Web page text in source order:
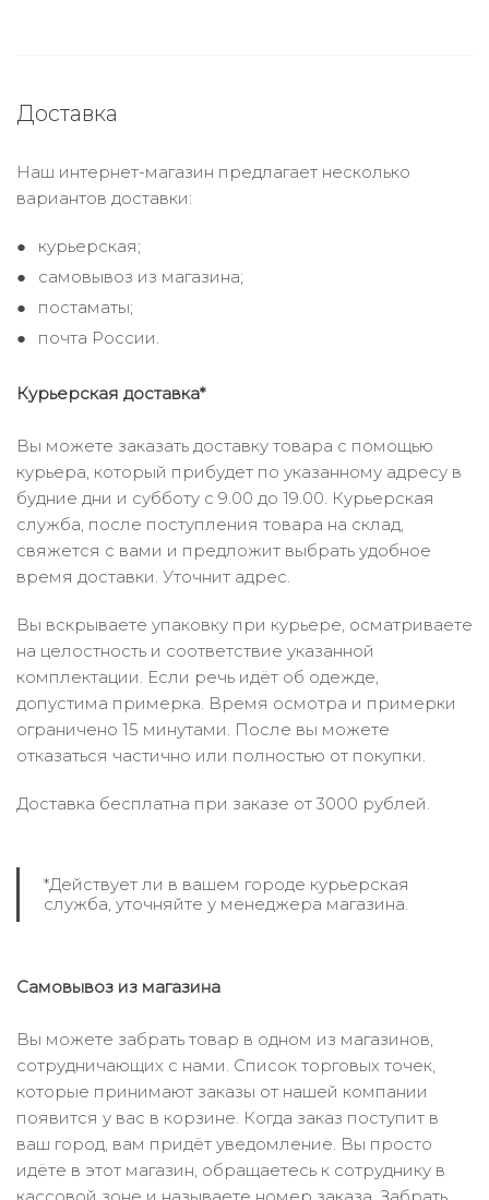
Доставка
Наш интернет-магазин предлагает несколько
вариантов доставки:
курьерская;
самовывоз из магазина;
постаматы;
почта России.
Курьерская доставка*
Вы можете заказать доставку товара с помощью
курьера, который прибудет по указанному адресу в
будние дни и субботу с 9.00 до 19.00. Курьерская
служба, после поступления товара на склад,
свяжется с вами и предложит выбрать удобное
время доставки. Уточнит адрес.
Вы вскрываете упаковку при курьере, осматриваете
на целостность и соответствие указанной
комплектации. Если речь идёт об одежде,
допустима примерка. Время осмотра и примерки
ограничено 15 минутами. После вы можете
отказаться частично или полностью от покупки.
Доставка бесплатна при заказе от 3000 рублей.
*Действует ли в вашем городе курьерская
служба, уточняйте у менеджера магазина.
Самовывоз из магазина
Вы можете забрать товар в одном из магазинов,
сотрудничающих с нами. Список торговых точек,
которые принимают заказы от нашей компании
появится у вас в корзине. Когда заказ поступит в
ваш город, вам придёт уведомление. Вы просто
идёте в этот магазин, обращаетесь к сотруднику в